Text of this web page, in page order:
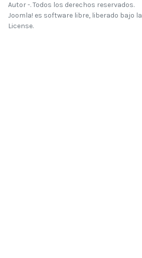
Autor -. Todos los derechos reservados.
Joomla! es software libre, liberado bajo la
License.